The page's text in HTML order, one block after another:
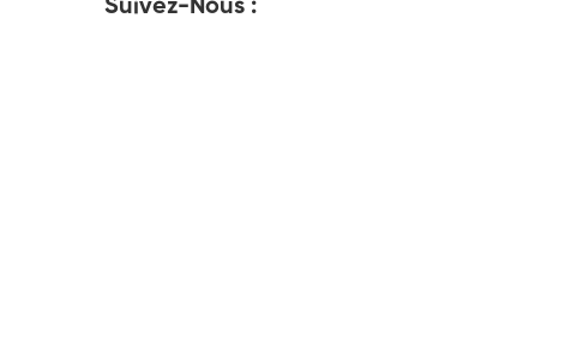
Suivez-Nous :